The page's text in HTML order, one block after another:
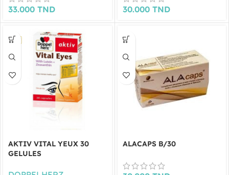
33.000 TND 30.000 TND
AKTIV VITAL YEUX 30
GELULES
ALACAPS B/30